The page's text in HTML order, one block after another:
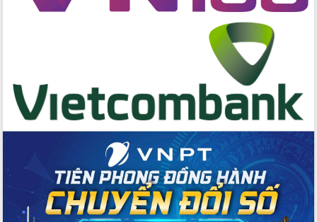
Phát động hai phong trào thi đua quan
tháng 01/2026
Phó Thủ tướng Hồ Quốc Dũng đánh giá
cao kết quả Chiến dịch Quang Trung
tại Đắk Lắk
Hội nghị Ban Chấp hành Đảng bộ tỉnh
Đắk Lắk lần thứ 2 (mở rộng)
Tập trung giải phóng mặt bằng, đẩy
nhanh tiến độ Tuyến đường bộ ven
biển